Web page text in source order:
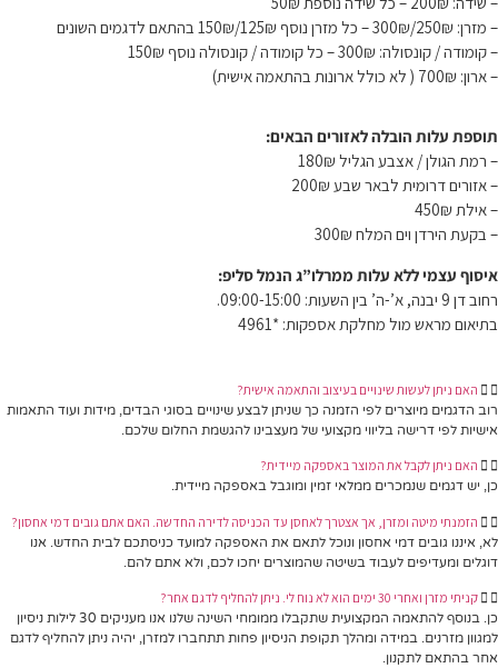
האם ניתן לעשות שינויים בעיצוב והתאמה אישית?
רוב הדגמים מיוצרים לפי הזמנה כך שניתן לבצע שינויים בסוגי הבדים, מידות ועוד התאמות
אישיות לפי דרישה בליווי מקצועי של מעצבינו להגשמת החלום שלכם.
האם ניתן לקבל את המוצר באספקה מיידית?
כן, יש דגמים שנמכרים ממלאי זמין ומוגבל באספקה מיידית.
הזמנתי מיטה ומזרן, אך אצטרך לאחסן עד הכניסה לדירה החדשה. האם אתם גובים דמי אחסון?
לא, איננו גובים דמי אחסון ונוכל לתאם את האספקה למועד כניסתכם לבית החדש. אנו
דוגלים ומעדיפים לעבוד בשיטה שהמוצרים יחכו לכם, ולא אתם להם.
קניתי מזרן ואחרי 30 ימים הוא לא נוח לי. ניתן להחליף לדגם אחר?
כן. בנוסף להתאמה המקצועית שתקבלו ממומחי השינה שלנו אנו מעניקים 30 לילות ניסיון
למגוון מזרנים. במידה ומהלך תקופת הניסיון פחות תתחברו למזרן, יהיה ניתן להחליף לדגם
אחר בהתאם לתקנון.
– מזרן: 250₪/300₪ – כל מזרן נוסף 125₪/150₪ בהתאם לדגמים השונים
– קומודה / קונסולה: 300₪ – כל קומודה / קונסולה נוסף 150₪
– ארון: 700₪ ( לא כולל ארונות בהתאמה אישית)
תוספת עלות הובלה לאזורים הבאים:
– רמת הגולן / אצבע הגליל 180₪
– אזורים דרומית לבאר שבע 200₪
– אילת 450₪
– בקעת הירדן וים המלח 300₪
איסוף עצמי ללא עלות ממרלו”ג הנמל סליפ:
רחוב דן 9 יבנה, א’-ה’ בין השעות: 09:00-15:00.
בתיאום מראש מול מחלקת אספקות: *4961